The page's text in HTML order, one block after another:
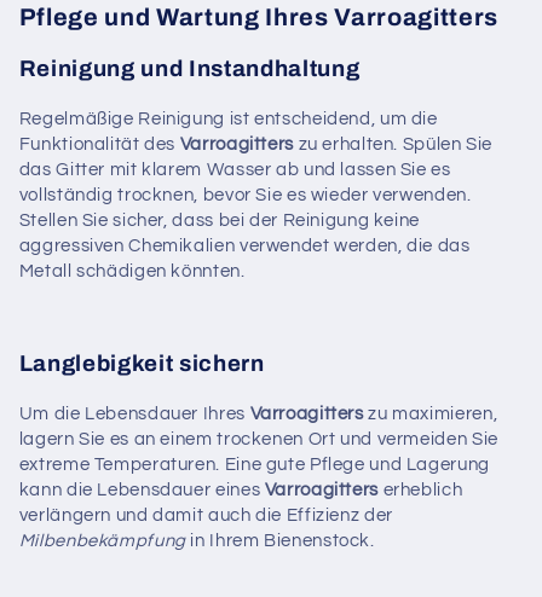
Pflege und Wartung Ihres Varroagitters
Reinigung und Instandhaltung
Regelmäßige Reinigung ist entscheidend, um die
Funktionalität des Varroagitterszu erhalten. Spülen Sie
das Gitter mit klarem Wasser ab und lassen Sie es
vollständig trocknen, bevor Sie es wieder verwenden.
Stellen Sie sicher, dass bei der Reinigung keine
aggressiven Chemikalien verwendet werden, die das
Metall schädigen könnten.
Langlebigkeit sichern
Um die Lebensdauer Ihres Varroagitterszu maximieren,
lagern Sie es an einem trockenen Ort und vermeiden Sie
extreme Temperaturen. Eine gute Pflege und Lagerung
kann die Lebensdauer eines Varroagitterserheblich
verlängern und damit auch die Effizienz der
Milbenbekämpfung in Ihrem Bienenstock.